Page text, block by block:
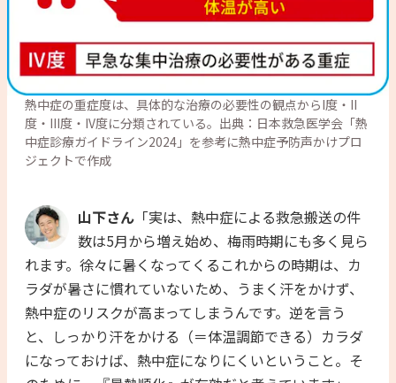
熱中症の重症度は、具体的な治療の必要性の観点からI度・II
度・III度・IV度に分類されている。出典：日本救急医学会「熱
中症診療ガイドライン2024」を参考に熱中症予防声かけプロ
ジェクトで作成
山下さん 「実は、熱中症による救急搬送の件
数は5月から増え始め、梅雨時期にも多く見ら
れます。徐々に暑くなってくるこれからの時期は、カ
ラダが暑さに慣れていないため、うまく汗をかけず、
熱中症のリスクが高まってしまうんです。逆を言う
と、しっかり汗をかける（＝体温調節できる）カラダ
になっておけば、熱中症になりにくいということ。そ